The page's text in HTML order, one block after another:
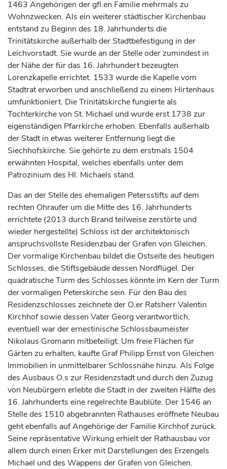
1463 Angehörigen der gfl.en Familie mehrmals zu
Wohnzwecken. Als ein weiterer städtischer Kirchenbau
entstand zu Beginn des 18. Jahrhunderts die
Trinitätskirche außerhalb der Stadtbefestigung in der
Leichvorstadt. Sie wurde an der Stelle oder zumindest in
der Nähe der für das 16. Jahrhundertbezeugten
Lorenzkapelle errichtet. 1533 wurde die Kapelle vom
Stadtrat erworben und anschließend zu einem Hirtenhaus
umfunktioniert. Die Trinitätskirche fungierte als
Tochterkirche von St. Michael und wurde erst 1738 zur
eigenständigen Pfarrkirche erhoben. Ebenfalls außerhalb
der Stadt in etwas weiterer Entfernung liegt die
Siechhofskirche. Sie gehörte zu dem erstmals 1504
erwähnten Hospital, welches ebenfalls unter dem
Patrozinium des Hl. Michaels stand.
Das an der Stelle des ehemaligen Petersstifts auf dem
rechten Ohraufer um die Mitte des 16. Jahrhunderts
errichtete (2013 durch Brand teilweise zerstörte und
wieder hergestellte) Schloss ist der architektonisch
anspruchsvollste Residenzbau der Grafen von Gleichen.
Der vormalige Kirchenbau bildet die Ostseite des heutigen
Schlosses, die Stiftsgebäude dessen Nordflügel. Der
quadratische Turm des Schlosses könnte im Kern der Turm
der vormaligen Peterskirche sein. Für den Bau des
Residenzschlosses zeichnete der O.er Ratsherr Valentin
Kirchhof sowie dessen Vater Georg verantwortlich,
eventuell war der ernestinische Schlossbaumeister
Nikolaus Gromann mitbeteiligt. Um freie Flächen für
Gärten zu erhalten, kaufte GrafPhilipp Ernst von Gleichen
Immobilien in unmittelbarer Schlossnähe hinzu. Als Folge
des Ausbaus O.s zur Residenzstadt und durch den Zuzug
von Neubürgern erlebte die Stadt in der zweiten Hälfte des
16. Jahrhunderts eine regelrechte Baublüte. Der 1546 an
Stelle des 1510 abgebrannten Rathauses eröffnete Neubau
geht ebenfalls auf Angehörige der Familie Kirchhof zurück.
Seine repräsentative Wirkung erhielt der Rathausbau vor
allem durch einen Erker mit Darstellungen des Erzengels
Michael und des Wappens der Grafen von Gleichen.